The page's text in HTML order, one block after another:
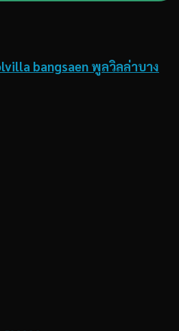
bangsaen พูลวิลล่าบาง